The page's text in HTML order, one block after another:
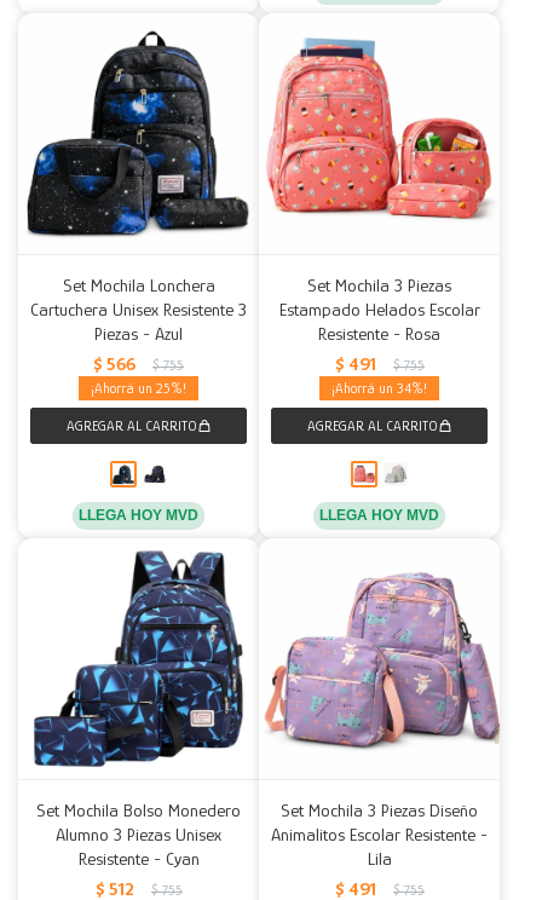
Set Mochila Lonchera
Cartuchera Unisex Resistente 3
Piezas - Azul
$ 566 $ 755
25
LLEGA HOY MVD
Set Mochila 3 Piezas
Estampado Helados Escolar
Resistente - Rosa
$ 491 $ 755
34
LLEGA HOY MVD
Set Mochila Bolso Monedero
Alumno 3 Piezas Unisex
Resistente - Cyan
$ 512 $ 755
Set Mochila 3 Piezas Diseño
Animalitos Escolar Resistente -
Lila
$ 491 $ 755